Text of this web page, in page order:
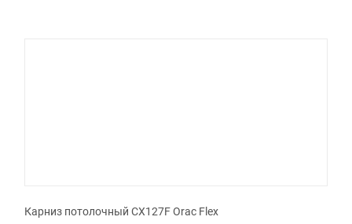
Карниз потолочный CX127F Orac Flex